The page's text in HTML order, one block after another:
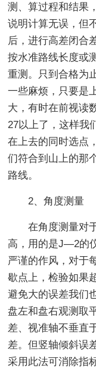
测、算过程和结果
说明计算无误，但
后，进行高差闭合
按水准路线长度或
重测。只到合格为
一些麻烦，只要是
大，有时在前视读
27以上了，这样我
在上去的同时选点
们符合到山上的那
路线。
2、角度测量
在角度测量对于
高，用的是J—2的
严谨的作风，对于
歇点上，检验如果
避免大的误差我们
盘左和盘右观测取
差、视准轴不垂直
差。但竖轴倾斜误
采用此法可消除指